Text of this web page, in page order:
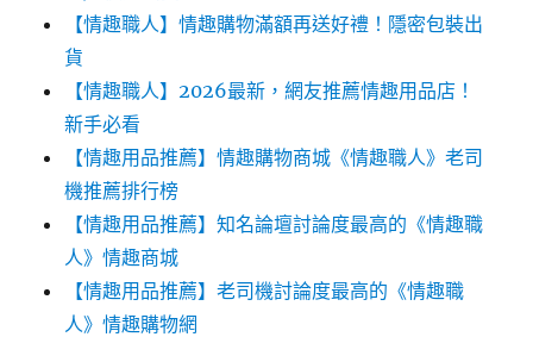
【情趣職人】情趣購物滿額再送好禮！隱密包裝出
貨
【情趣職人】2026最新，網友推薦情趣用品店！
新手必看
【情趣用品推薦】情趣購物商城《情趣職人》老司
機推薦排行榜
【情趣用品推薦】知名論壇討論度最高的《情趣職
人》情趣商城
【情趣用品推薦】老司機討論度最高的《情趣職
人》情趣購物網